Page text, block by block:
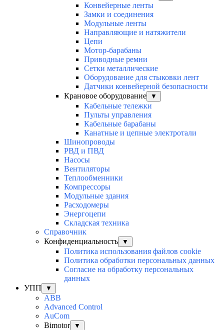
Конвейерные ленты
Замки и соединения
Модульные ленты
Направляющие и натяжители
Цепи
Мотор-барабаны
Приводные ремни
Сетки металлические
Оборудование для стыковки лент
Датчики конвейерной безопасности
Крановое оборудование
▼
Кабельные тележки
Пульты управления
Кабельные барабаны
Канатные и цепные электротали
Шинопроводы
РВД и ПВД
Насосы
Вентиляторы
Теплообменники
Компрессоры
Модульные здания
Расходомеры
Энергоцепи
Складская техника
Справочник
Конфиденциальность
▼
Политика использования файлов cookie
Политика обработки персональных данных
Согласие на обработку персональных
данных
УПП
▼
ABB
Advanced Control
AuСom
Bimotor
▼